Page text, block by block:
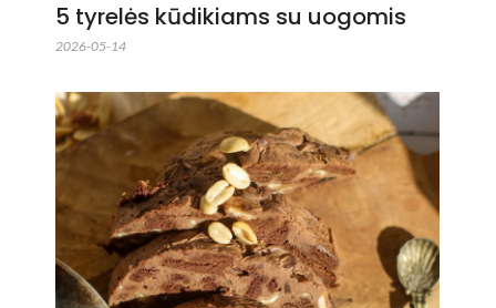
5 tyrelės kūdikiams su uogomis
2026-05-14